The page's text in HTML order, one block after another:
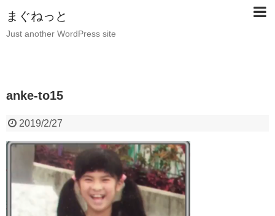
まぐねっと
Just another WordPress site
anke-to15
2019/2/27